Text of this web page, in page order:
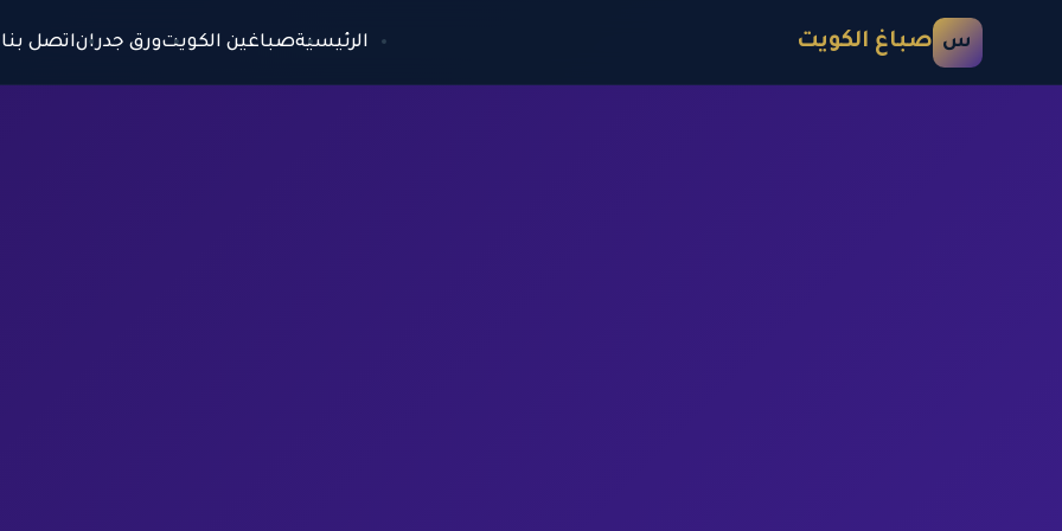
س صباغ الكويت الرئيسيةصباغين الكويتورق جدراناتصل بنا